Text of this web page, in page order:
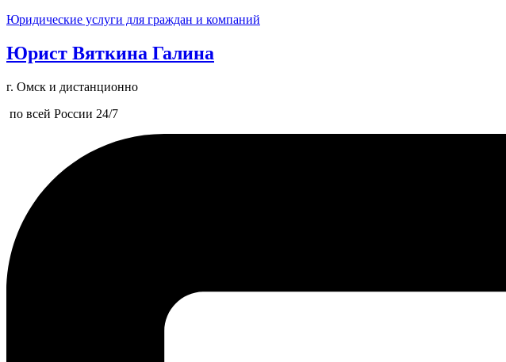
Юридические услуги для граждан и компаний
Юрист Вяткина Галина
г. Омск и дистанционно
по всей России 24/7